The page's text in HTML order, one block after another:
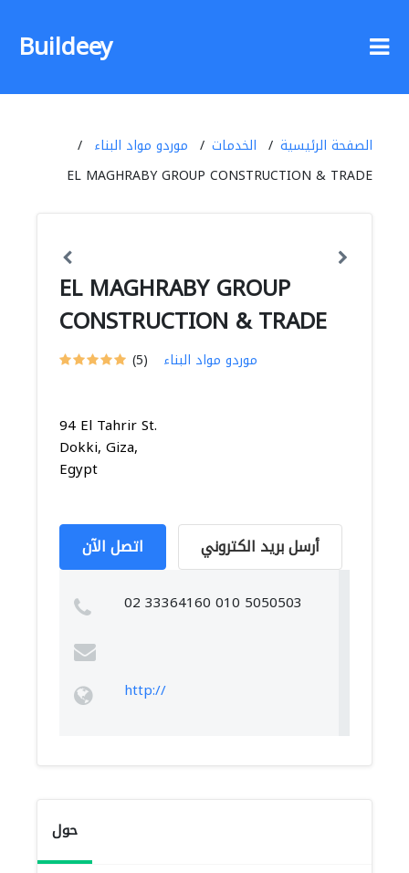
Buildeey
الصفحة الرئيسية الخدمات
موردو مواد البناء
EL MAGHRABY GROUP CONSTRUCTION & TRADE
EL MAGHRABY GROUP
CONSTRUCTION & TRADE
(5) موردو مواد البناء
94 El Tahrir St.
Dokki, Giza,
Egypt
اتصل الآن أرسل بريد الكتروني
02 33364160 010 5050503
http://
حول